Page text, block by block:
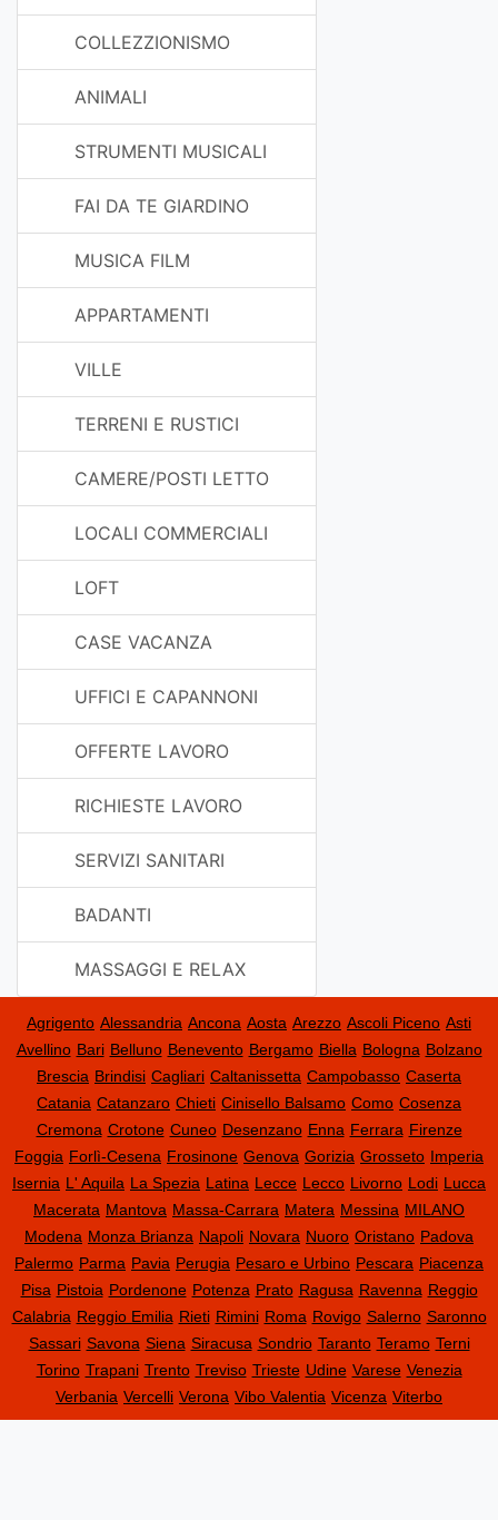
COLLEZZIONISMO
ANIMALI
STRUMENTI MUSICALI
FAI DA TE GIARDINO
MUSICA FILM
APPARTAMENTI
VILLE
TERRENI E RUSTICI
CAMERE/POSTI LETTO
LOCALI COMMERCIALI
LOFT
CASE VACANZA
UFFICI E CAPANNONI
OFFERTE LAVORO
RICHIESTE LAVORO
SERVIZI SANITARI
BADANTI
MASSAGGI E RELAX
Agrigento Alessandria Ancona Aosta Arezzo Ascoli Piceno Asti
Avellino Bari Belluno Benevento Bergamo Biella Bologna Bolzano
Brescia Brindisi Cagliari Caltanissetta Campobasso Caserta
Catania Catanzaro Chieti Cinisello Balsamo Como Cosenza
Cremona Crotone Cuneo Desenzano Enna Ferrara Firenze
Foggia Forlì-Cesena Frosinone Genova Gorizia Grosseto Imperia
Isernia L' Aquila La Spezia Latina Lecce Lecco Livorno Lodi Lucca
Macerata Mantova Massa-Carrara Matera Messina MILANO
Modena Monza Brianza Napoli Novara Nuoro Oristano Padova
Palermo Parma Pavia Perugia Pesaro e Urbino Pescara Piacenza
Pisa Pistoia Pordenone Potenza Prato Ragusa Ravenna Reggio
Calabria Reggio Emilia Rieti Rimini Roma Rovigo Salerno Saronno
Sassari Savona Siena Siracusa Sondrio Taranto Teramo Terni
Torino Trapani Trento Treviso Trieste Udine Varese Venezia
Verbania Vercelli Verona Vibo Valentia Vicenza Viterbo